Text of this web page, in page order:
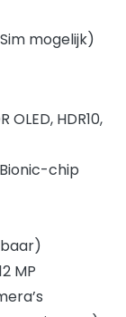
mogelijk)
OLED, HDR10,
chip
MP